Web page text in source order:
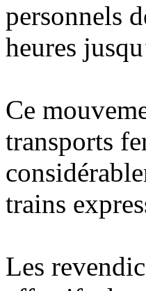
personnels
heures
Ce
transports
trains
Les